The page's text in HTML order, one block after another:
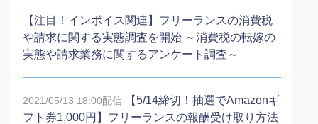
【注目！インボイス関連】フリーランスの消費税
や請求に関する実態調査を開始 ～消費税の転嫁の
実態や請求業務に関するアンケート調査～
2021/05/13 18:00配信
【5/14締切！抽選でAmazonギ
フト券1,000円】フリーランスの報酬受け取り方法